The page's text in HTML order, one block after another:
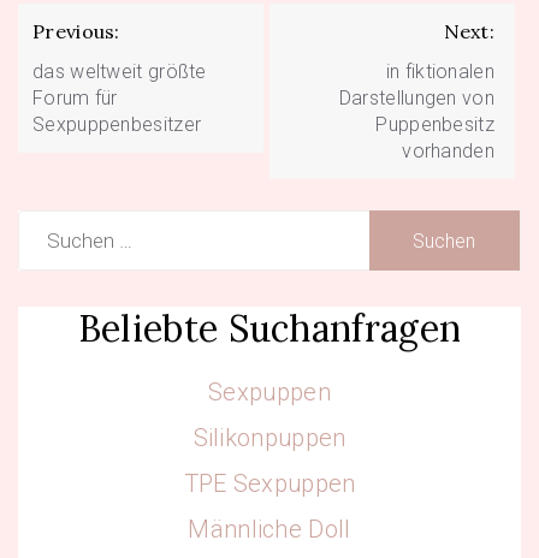
Beitragsnavigation
Previous:
das weltweit größte
Forum für
Sexpuppenbesitzer
Next:
in fiktionalen
Darstellungen von
Puppenbesitz
vorhanden
nach:
Beliebte Suchanfragen
Sexpuppen
Silikonpuppen
TPE Sexpuppen
Männliche Doll